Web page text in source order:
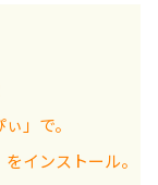
」で。
インストール。